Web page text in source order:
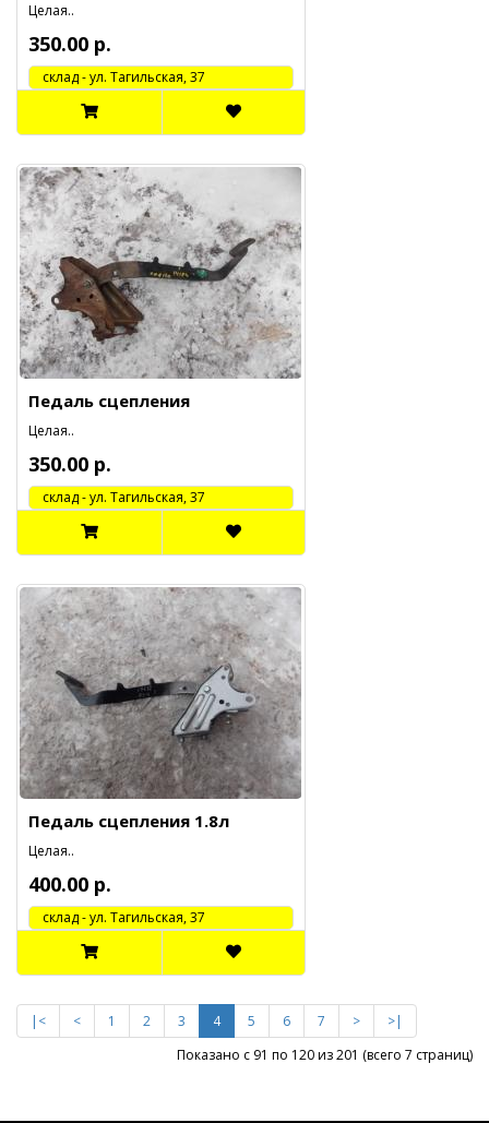
Целая..
350.00 р.
cклад - ул. Тагильская, 37
Педаль сцепления
Целая..
350.00 р.
cклад - ул. Тагильская, 37
Педаль сцепления 1.8л
Целая..
400.00 р.
cклад - ул. Тагильская, 37
|< < 1 2 3 4 5 6 7 >
>|
Показано с 91 по 120 из 201 (всего 7 страниц)